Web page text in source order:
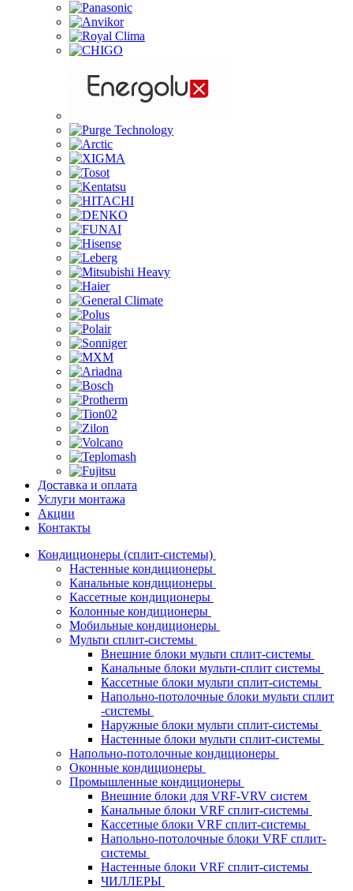
Доставка и оплата
Услуги монтажа
Акции
Контакты
Кондиционеры (сплит-системы)
Настенные кондиционеры
Канальные кондиционеры
Кассетные кондиционеры
Колонные кондиционеры
Мобильные кондиционеры
Мульти сплит-системы
Внешние блоки мульти сплит-системы
Канальные блоки мульти-сплит системы
Кассетные блоки мульти сплит-системы
Напольно-потолочные блоки мульти сплит
-системы
Наружные блоки мульти сплит-системы
Настенные блоки мульти сплит-системы
Напольно-потолочные кондиционеры
Оконные кондиционеры
Промышленные кондиционеры
Внешние блоки для VRF-VRV систем
Канальные блоки VRF сплит-системы
Кассетные блоки VRF сплит-системы
Напольно-потолочные блоки VRF сплит-
системы
Настенные блоки VRF сплит-системы
ЧИЛЛЕРЫ